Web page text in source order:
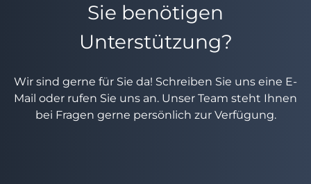
Sie benötigen
Unterstützung?
Wir sind gerne für Sie da! Schreiben Sie uns eine E-
Mail oder rufen Sie uns an. Unser Team steht Ihnen
bei Fragen gerne persönlich zur Verfügung.